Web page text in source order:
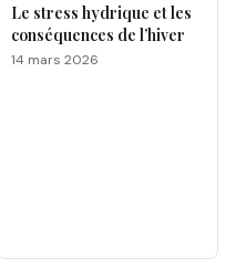
Le stress hydrique et les
conséquences de l’hiver
14 mars 2026